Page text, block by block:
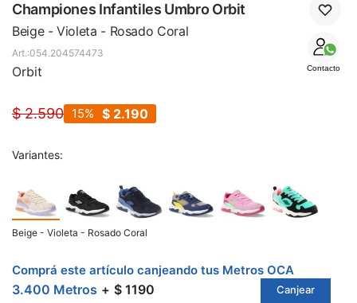
Championes Infantiles Umbro Orbit
Beige - Violeta - Rosado Coral
Contacto
054.204574473
Orbit
$ 2.590 $ 2.190
15
Variantes:
Beige - Violeta - Rosado Coral
Comprá este artículo canjeando tus Metros OCA
3.400 Metros $ 1190 Canjear